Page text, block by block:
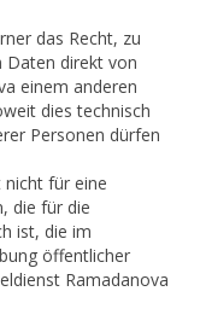
das Recht, zu
Daten direkt von
einem anderen
dies technisch
Personen dürfen
für eine
die für die
ist, die im
öffentlicher
Ramadanova